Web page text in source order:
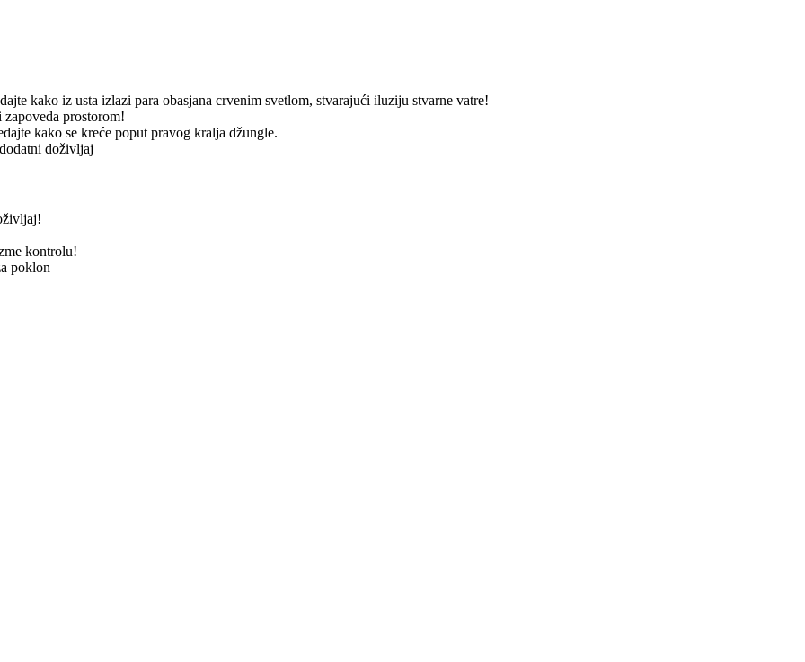
kako iz usta izlazi para obasjana crvenim svetlom, stvarajući iluziju stvarne vatre!
prostorom!
kako se kreće poput pravog kralja džungle.
doživljaj
kontrolu!
poklon